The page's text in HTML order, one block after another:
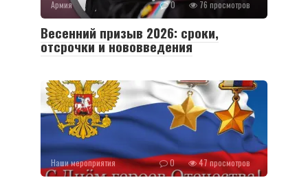
Армия 0 76 просмотров
Весенний призыв 2026: сроки,
отсрочки и нововведения
Наши мероприятия 0 47 просмотров